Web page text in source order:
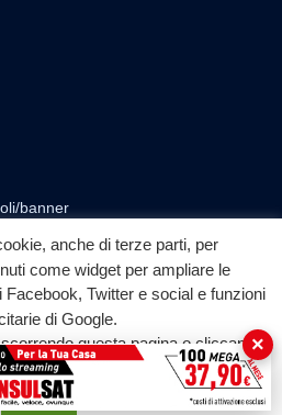
banner
◎ ▶
YouTube
- Tutti i diritti riservati
anche di terze parti, per
come widget per ampliare le
Twitter e social e funzioni
di Google.
questa pagina o cliccando
acconsenti all'uso dei cookie.
Accetta
×